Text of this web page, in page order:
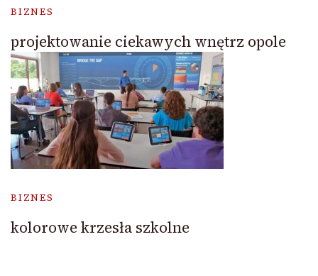
BIZNES
projektowanie ciekawych wnętrz opole
BIZNES
kolorowe krzesła szkolne